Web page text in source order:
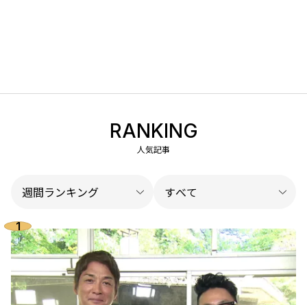
RANKING
人気記事